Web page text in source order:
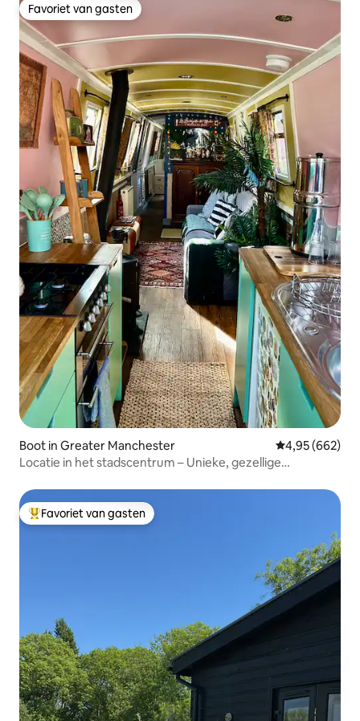
Favoriet van gasten
Favoriet van gasten
Boot in Greater Manchester Gemiddelde
4,95 (662)
Locatie in het stadscentrum – Unieke, gezellige
Topfavoriet van gasten
Favoriet van gasten